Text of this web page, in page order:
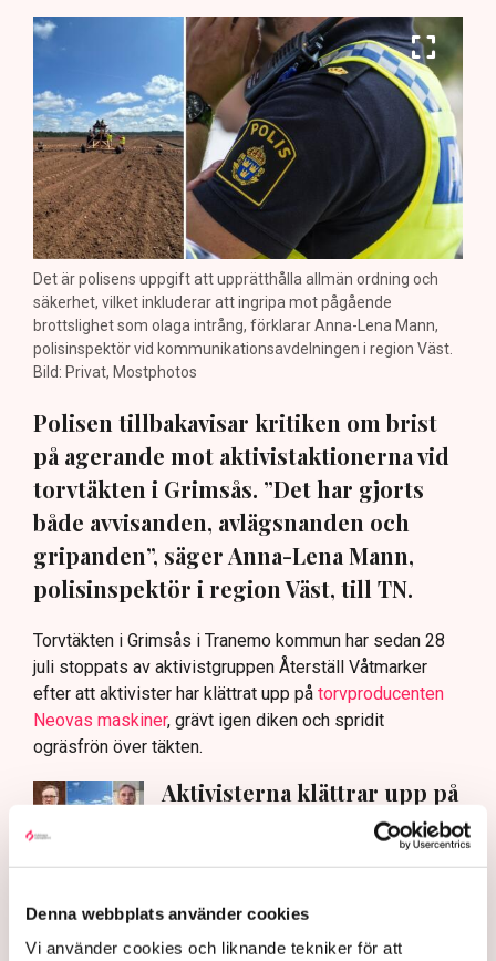
Denna webbplats använder cookies
Vi använder cookies och liknande tekniker för att
Det är polisens uppgift att upprätthålla allmän ordning och
säkerhet, vilket inkluderar att ingripa mot pågående
brottslighet som olaga intrång, förklarar Anna-Lena Mann,
polisinspektör vid kommunikationsavdelningen i region Väst.
Bild: Privat, Mostphotos
Polisen tillbakavisar kritiken om brist
på agerande mot aktivistaktionerna vid
torvtäkten i Grimsås. ”Det har gjorts
både avvisanden, avlägsnanden och
gripanden”, säger Anna-Lena Mann,
polisinspektör i region Väst, till TN.
Torvtäkten i Grimsås i Tranemo kommun har sedan 28
juli stoppats av aktivistgruppen Återställ Våtmarker
efter att aktivister har klättrat upp på torvproducenten
Neovas maskiner, grävt igen diken och spridit
ogräsfrön över täkten.
Aktivisterna klättrar upp på
maskiner – polisen kan inte
avvisa dem: ”Upptrappning
på helt ny nivå”
AI-sammanfattning